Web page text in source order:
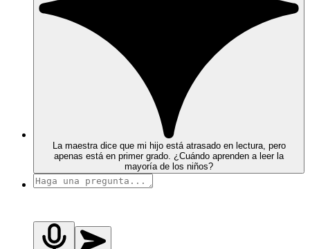
La maestra dice que mi hijo está atrasado en lectura, pero
apenas está en primer grado. ¿Cuándo aprenden a leer la
mayoría de los niños?